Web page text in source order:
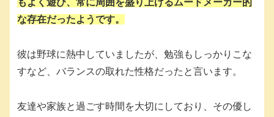
もよく遊び、常に周囲を盛り上げるムードメーカー的
な存在だったようです。
彼は野球に熱中していましたが、勉強もしっかりこな
すなど、バランスの取れた性格だったと言います。
友達や家族と過ごす時間を大切にしており、その優し